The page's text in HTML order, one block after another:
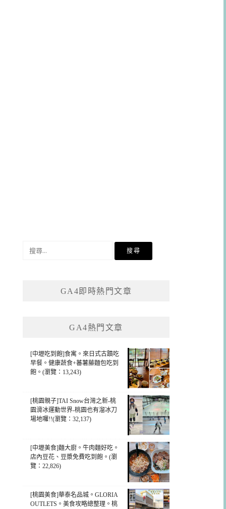
GA4即時熱門文章
GA4熱門文章
[中壢吃到飽]食寓。來日式古蹟吃
早餐。健康蔬食+蕃薯藤麵包吃到
飽。(瀏覽：13,243)
[桃園親子]TAI Snow台灣之新-桃
園滑冰運動世界-桃園也有溜冰刀
場地囉!!(瀏覽：32,137)
[中壢美食]麵大廚。牛肉麵好吃。
店內豆花、豆漿免費吃到飽。(瀏
覽：22,826)
[桃園美食]華泰名品城。GLORIA
OUTLETS。美食攻略總整理。桃